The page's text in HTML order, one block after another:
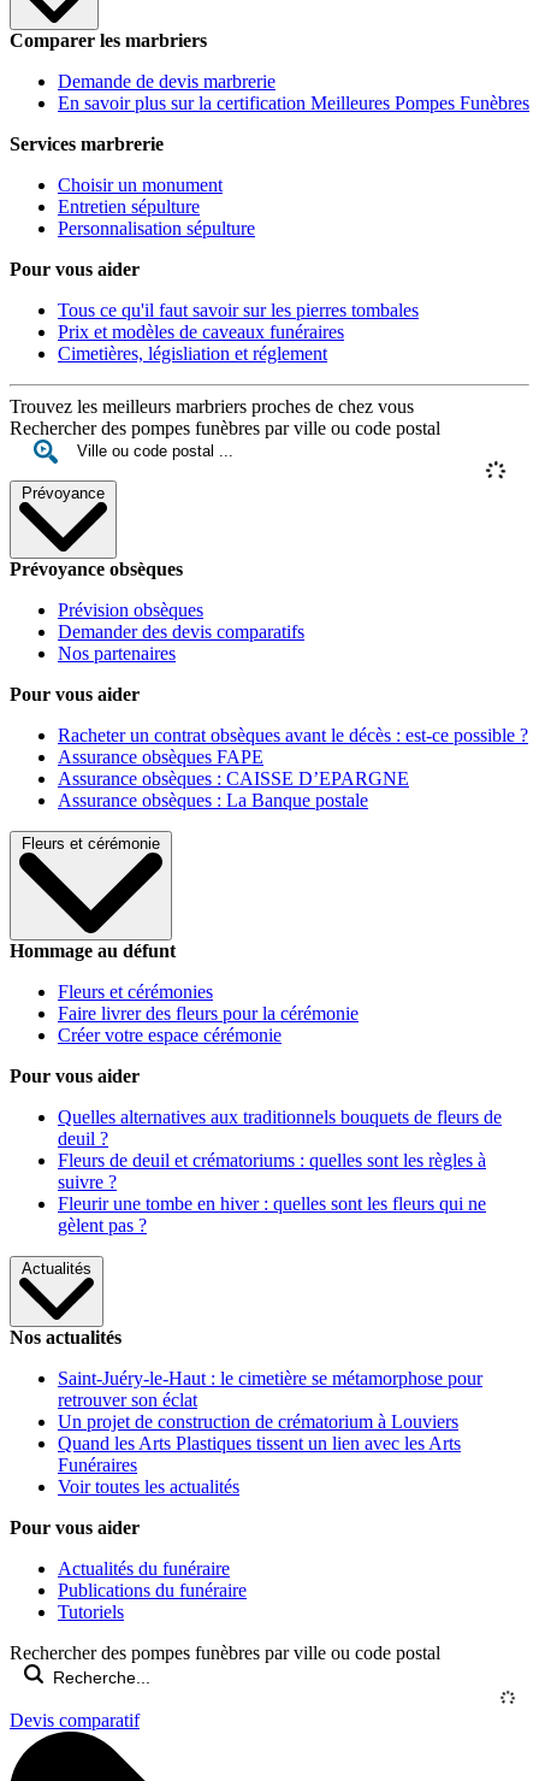
Comparer les marbriers
Demande de devis marbrerie
En savoir plus sur la certification Meilleures Pompes Funèbres
Services marbrerie
Choisir un monument
Entretien sépulture
Personnalisation sépulture
Pour vous aider
Tous ce qu'il faut savoir sur les pierres tombales
Prix et modèles de caveaux funéraires
Cimetières, législiation et réglement
Trouvez les meilleurs marbriers proches de chez vous
Rechercher des pompes funèbres par ville ou code postal
Prévoyance
Prévoyance obsèques
Prévision obsèques
Demander des devis comparatifs
Nos partenaires
Pour vous aider
Racheter un contrat obsèques avant le décès : est-ce possible ?
Assurance obsèques FAPE
Assurance obsèques : CAISSE D’EPARGNE
Assurance obsèques : La Banque postale
Fleurs et cérémonie
Hommage au défunt
Fleurs et cérémonies
Faire livrer des fleurs pour la cérémonie
Créer votre espace cérémonie
Pour vous aider
Quelles alternatives aux traditionnels bouquets de fleurs de
deuil ?
Fleurs de deuil et crématoriums : quelles sont les règles à
suivre ?
Fleurir une tombe en hiver : quelles sont les fleurs qui ne
gèlent pas ?
Actualités
Nos actualités
Saint-Juéry-le-Haut : le cimetière se métamorphose pour
retrouver son éclat
Un projet de construction de crématorium à Louviers
Quand les Arts Plastiques tissent un lien avec les Arts
Funéraires
Voir toutes les actualités
Pour vous aider
Actualités du funéraire
Publications du funéraire
Tutoriels
Rechercher des pompes funèbres par ville ou code postal
Devis comparatif